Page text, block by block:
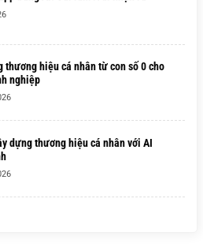
thương hiệu cá nhân từ con số 0 cho
nghiệp
dựng thương hiệu cá nhân với AI